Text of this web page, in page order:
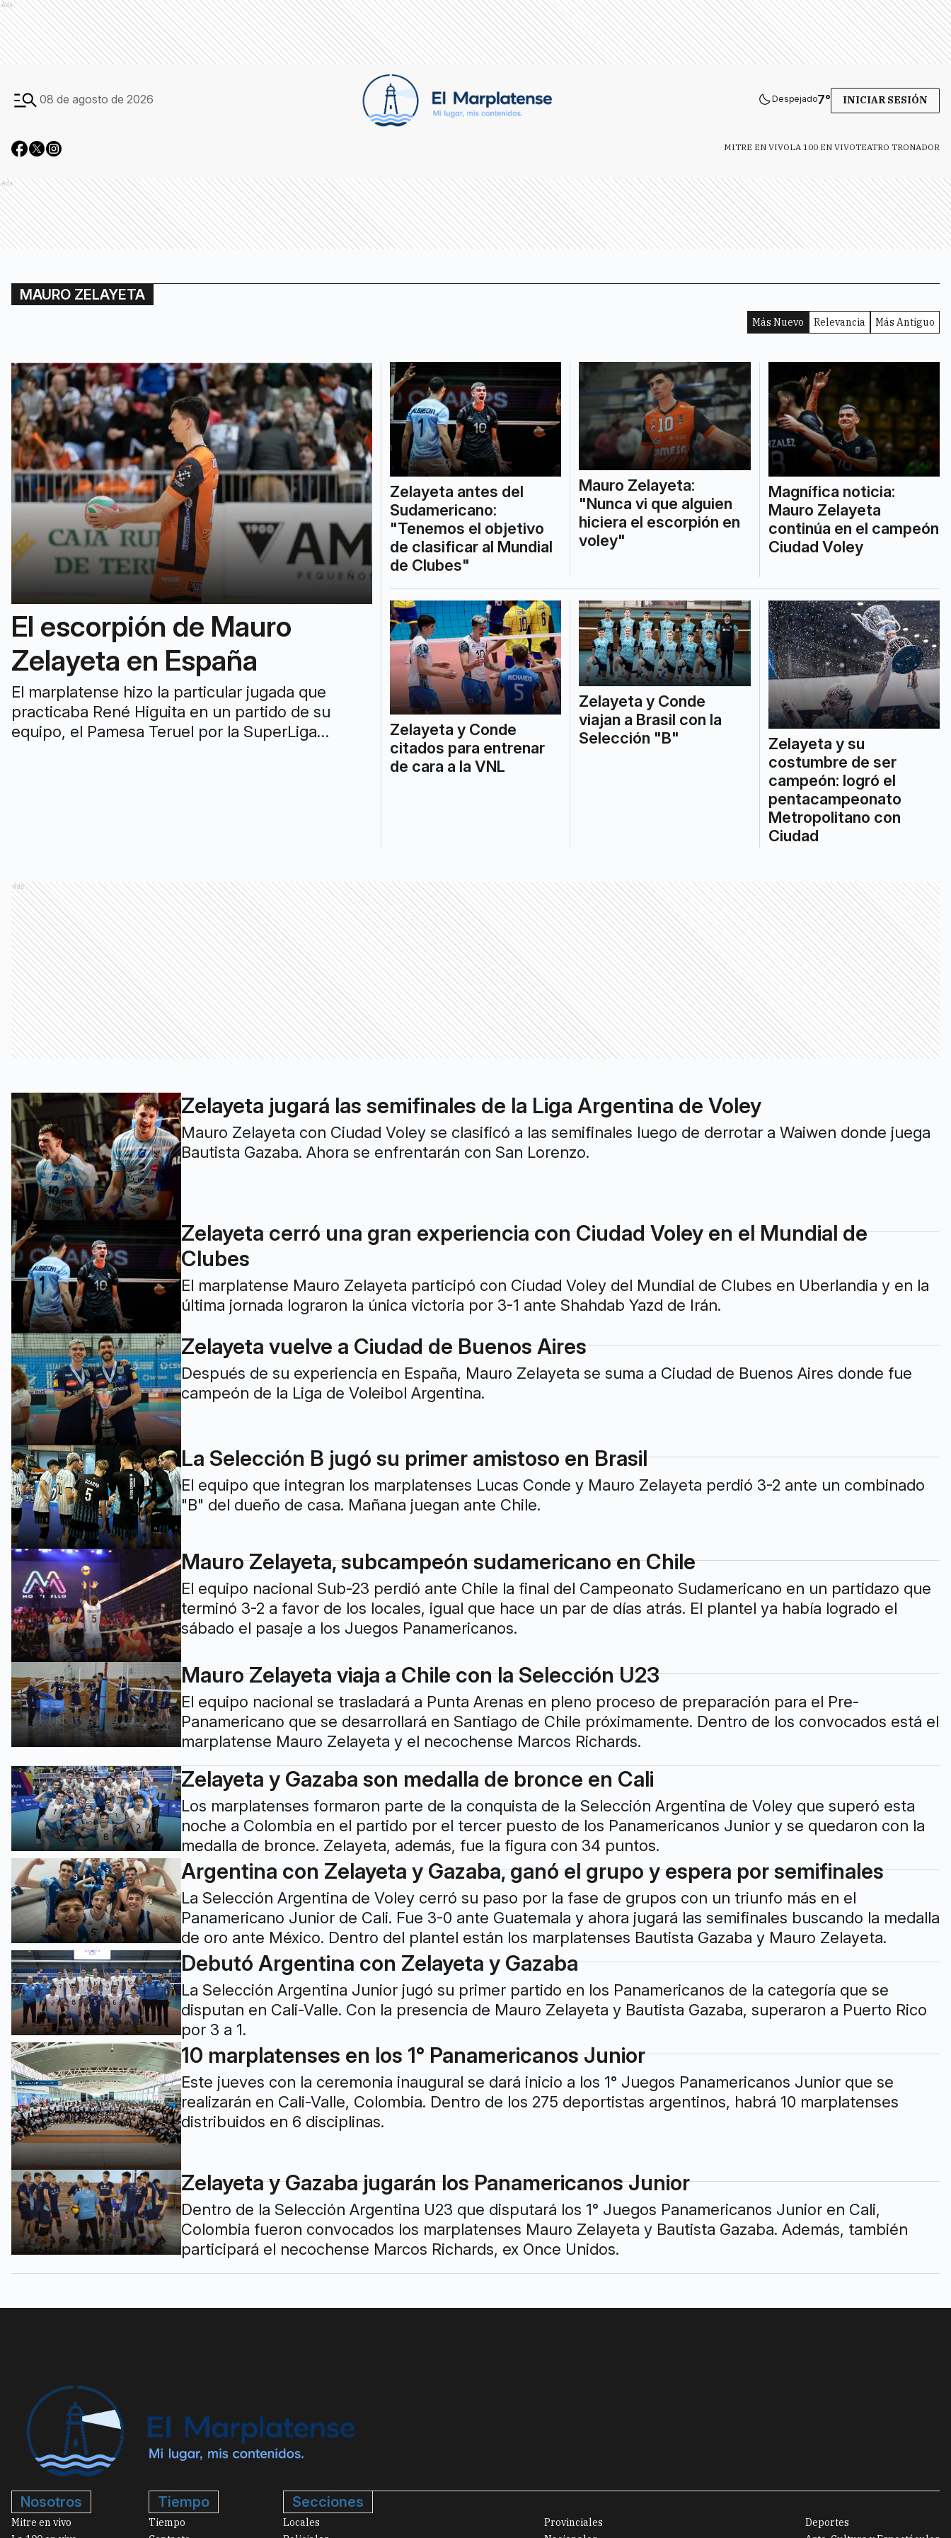
Ads
08 de agosto de 2026 Despejado7° INICIAR SESIÓN
MITRE EN VIVOLA 100 EN VIVOTEATRO TRONADOR
Ads
MAURO ZELAYETA
Más Nuevo Relevancia Más Antiguo
El escorpión de Mauro
Zelayeta en España
El marplatense hizo la particular jugada que
practicaba René Higuita en un partido de su
equipo, el Pamesa Teruel por la SuperLiga
Zelayeta antes del
Sudamericano:
"Tenemos el objetivo
de clasificar al Mundial
de Clubes"
Mauro Zelayeta:
"Nunca vi que alguien
hiciera el escorpión en
voley"
Magnífica noticia:
Mauro Zelayeta
continúa en el campeón
Ciudad Voley
Zelayeta y Conde
citados para entrenar
de cara a la VNL
Zelayeta y Conde
viajan a Brasil con la
Selección "B"
Zelayeta y su
costumbre de ser
campeón: logró el
pentacampeonato
Metropolitano con
Ciudad
Ads
Zelayeta jugará las semifinales de la Liga Argentina de Voley
Mauro Zelayeta con Ciudad Voley se clasificó a las semifinales luego de derrotar a Waiwen donde juega
Bautista Gazaba. Ahora se enfrentarán con San Lorenzo.
Zelayeta cerró una gran experiencia con Ciudad Voley en el Mundial de
Clubes
El marplatense Mauro Zelayeta participó con Ciudad Voley del Mundial de Clubes en Uberlandia y en la
última jornada lograron la única victoria por 3-1 ante Shahdab Yazd de Irán.
Zelayeta vuelve a Ciudad de Buenos Aires
Después de su experiencia en España, Mauro Zelayeta se suma a Ciudad de Buenos Aires donde fue
campeón de la Liga de Voleibol Argentina.
La Selección B jugó su primer amistoso en Brasil
El equipo que integran los marplatenses Lucas Conde y Mauro Zelayeta perdió 3-2 ante un combinado
"B" del dueño de casa. Mañana juegan ante Chile.
Mauro Zelayeta, subcampeón sudamericano en Chile
El equipo nacional Sub-23 perdió ante Chile la final del Campeonato Sudamericano en un partidazo que
terminó 3-2 a favor de los locales, igual que hace un par de días atrás. El plantel ya había logrado el
sábado el pasaje a los Juegos Panamericanos.
Mauro Zelayeta viaja a Chile con la Selección U23
El equipo nacional se trasladará a Punta Arenas en pleno proceso de preparación para el Pre-
Panamericano que se desarrollará en Santiago de Chile próximamente. Dentro de los convocados está el
marplatense Mauro Zelayeta y el necochense Marcos Richards.
Zelayeta y Gazaba son medalla de bronce en Cali
Los marplatenses formaron parte de la conquista de la Selección Argentina de Voley que superó esta
noche a Colombia en el partido por el tercer puesto de los Panamericanos Junior y se quedaron con la
medalla de bronce. Zelayeta, además, fue la figura con 34 puntos.
Argentina con Zelayeta y Gazaba, ganó el grupo y espera por semifinales
La Selección Argentina de Voley cerró su paso por la fase de grupos con un triunfo más en el
Panamericano Junior de Cali. Fue 3-0 ante Guatemala y ahora jugará las semifinales buscando la medalla
de oro ante México. Dentro del plantel están los marplatenses Bautista Gazaba y Mauro Zelayeta.
Debutó Argentina con Zelayeta y Gazaba
La Selección Argentina Junior jugó su primer partido en los Panamericanos de la categoría que se
disputan en Cali-Valle. Con la presencia de Mauro Zelayeta y Bautista Gazaba, superaron a Puerto Rico
por 3 a 1.
10 marplatenses en los 1° Panamericanos Junior
Este jueves con la ceremonia inaugural se dará inicio a los 1° Juegos Panamericanos Junior que se
realizarán en Cali-Valle, Colombia. Dentro de los 275 deportistas argentinos, habrá 10 marplatenses
distribuidos en 6 disciplinas.
Zelayeta y Gazaba jugarán los Panamericanos Junior
Dentro de la Selección Argentina U23 que disputará los 1° Juegos Panamericanos Junior en Cali,
Colombia fueron convocados los marplatenses Mauro Zelayeta y Bautista Gazaba. Además, también
participará el necochense Marcos Richards, ex Once Unidos.
Nosotros
Mitre en vivo
Tiempo
Tiempo
Secciones
Locales
Provinciales
Deportes